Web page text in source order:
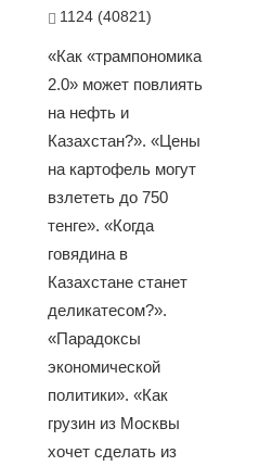
1124 (40821)
«Как «трампономика
2.0» может повлиять
на нефть и
Казахстан?». «Цены
на картофель могут
взлететь до 750
тенге». «Когда
говядина в
Казахстане станет
деликатесом?».
«Парадоксы
экономической
политики». «Как
грузин из Москвы
хочет сделать из